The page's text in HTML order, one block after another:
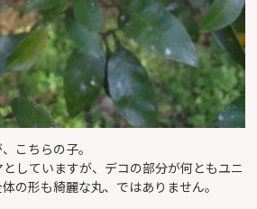
こちらの子。
していますが、デコの部分が何ともユニ
の形も綺麗な丸、ではありません。